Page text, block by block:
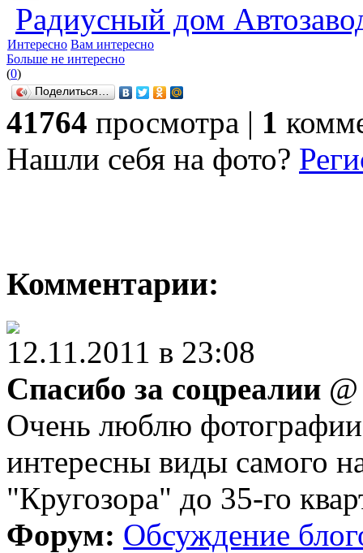
Радиусный дом
Интересно Вам интересно
Больше не интересно
(0)
Поделиться…
41764 просмотра | 1
Нашли себя на фото?
Комментарии:
12.11.2011 в 23:08
Спасибо за соцреалии
Очень люблю фотографии
интересны виды самого
"Кругозора" до 35-го
Форум: Обсуждение